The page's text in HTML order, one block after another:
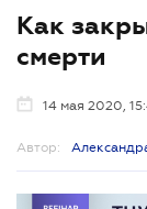
Как
смерти
14 мая 2020,
Автор: